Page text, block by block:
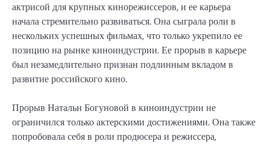
актрисой для крупных кинорежиссеров, и ее карьера
начала стремительно развиваться. Она сыграла роли в
нескольких успешных фильмах, что только укрепило ее
позицию на рынке киноиндустрии. Ее прорыв в карьере
был незамедлительно признан подлинным вкладом в
развитие российского кино.
Прорыв Натальи Богуновой в киноиндустрии не
ограничился только актерскими достижениями. Она также
попробовала себя в роли продюсера и режиссера,